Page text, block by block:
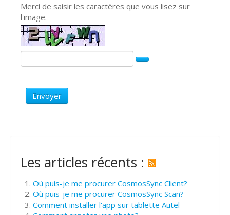
Merci de saisir les caractères que vous lisez sur
l'image.
Envoyer
Les articles récents :
Où puis-je me procurer CosmosSync Client?
Où puis-je me procurer CosmosSync Scan?
Comment installer l'app sur tablette Autel